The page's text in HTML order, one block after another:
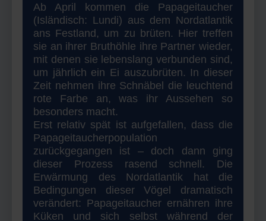
Ab April kommen die Papageitaucher
(Isländisch: Lundi) aus dem Nordatlantik
ans Festland, um zu brüten. Hier treffen
sie an ihrer Bruthöhle ihre Partner wieder,
mit denen sie lebenslang verbunden sind,
um jährlich ein Ei auszubrüten. In dieser
Zeit nehmen ihre Schnäbel die leuchtend
rote Farbe an, was ihr Aussehen so
besonders macht.
Erst relativ spät ist aufgefallen, dass die
Papageitaucherpopulation
zurückgegangen ist – doch dann ging
dieser Prozess rasend schnell. Die
Erwärmung des Nordatlantik hat die
Bedingungen dieser Vögel dramatisch
verändert: Papageitaucher ernähren ihre
Küken und sich selbst während der